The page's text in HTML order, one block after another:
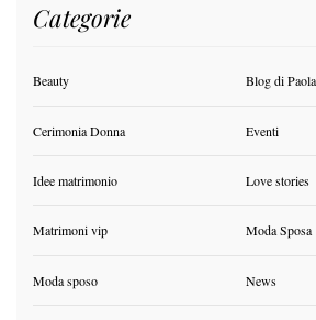
Categorie
Beauty Blog di Paola
Cerimonia Donna Eventi
Idee matrimonio Love stories
Matrimoni vip Moda Sposa
Moda sposo News